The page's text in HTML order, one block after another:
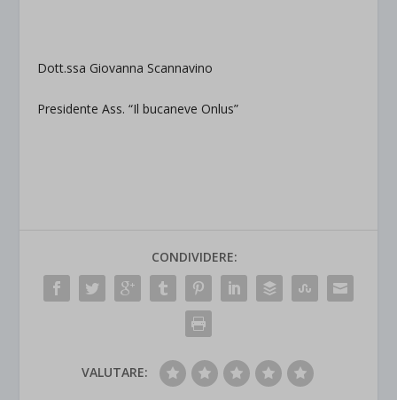
Dott.ssa Giovanna Scannavino
Presidente Ass. “Il bucaneve Onlus”
CONDIVIDERE:
VALUTARE: